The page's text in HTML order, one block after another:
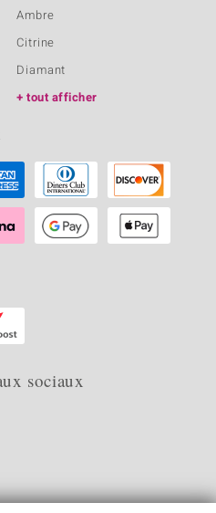
Ambre
Citrine
Diamant
tout afficher
sociaux